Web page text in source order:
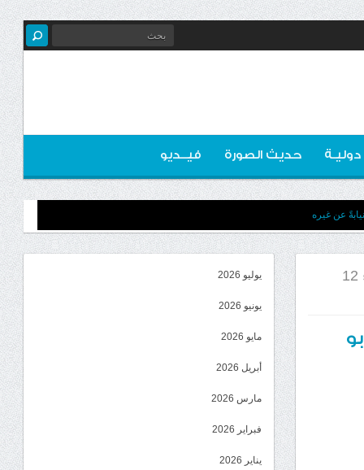
دوليـة حديث الصورة فيــديو
عن غيره
الرئيس الزُبيدي يُعزّي بوفاة قائد اللواء 12
أبو
يوليو 2026
يونيو 2026
مايو 2026
أبريل 2026
مارس 2026
فبراير 2026
يناير 2026